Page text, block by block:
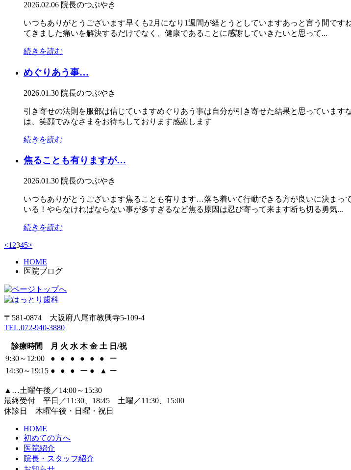
2026.02.06 院長のつぶやき
いつもありがとうございます早くも2月になり1週間が経とうとしていますあっと言う間で
てきました痛いを解決するだけでなく、健康であることに感謝していきたいと思って...
続きを読む
めぐりあう事…
2026.01.30 院長のつぶやき
引き寄せの法則を服部は信じていますめぐりあう事は自分が引き寄せた結果と思っていま
は、笑顔でみなさまをお待ちしております感謝します
続きを読む
焦ることも有りますが…
2026.01.30 院長のつぶやき
いつもありがとうございます焦ることも有ります…落ち着いて行動できる方が良いに決ま
いる！やらなければならない事が多すぎるなど焦る原因は忍び寄って来ます断ち切る勇気...
続きを読む
<1 2345>
HOME
医院ブログ
〒581-0874 大阪府八尾市教興寺5-109-4
TEL.072-940-3880
診療時間 月 火 水 木 金 土 日/祝
9:30～12:00
● ● ● ● ● ●
ー
14:30～19:15 ● ● ● ー ● ▲ ー
▲…土曜午後／14:00～15:30
最終受付 平日／11:30、18:45 土曜／11:30、15:00
休診日 木曜午後・日曜・祝日
HOME
初めての方へ
医院紹介
院長・スタッフ紹介